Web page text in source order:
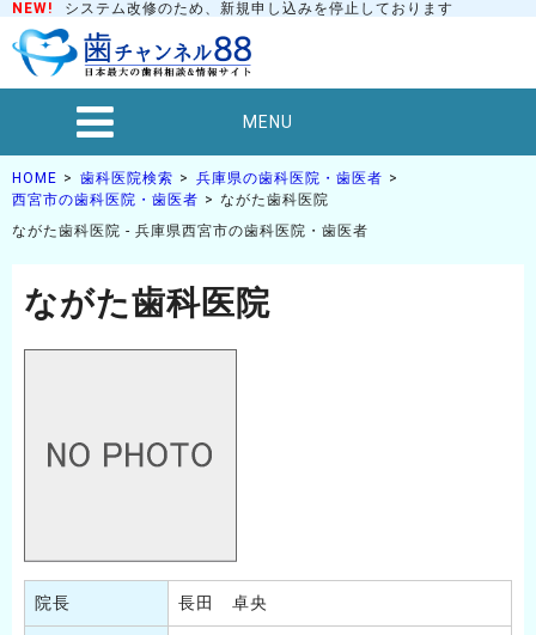
NEW! システム改修のため、新規申し込みを停止しております
MENU
HOME 歯科医院検索
兵庫県の歯科医院・歯医者
西宮市の歯科医院・歯医者
ながた歯科医院
ながた歯科医院 - 兵庫県西宮市の歯科医院・歯医者
ながた歯科医院
院長 長田 卓央